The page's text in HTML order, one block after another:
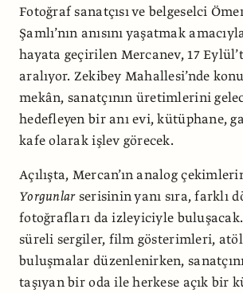
Fotoğraf sanatçısı ve belgeselci
Şamlı’nın anısını yaşatmak
hayata geçirilen Mercanev, 17
aralıyor. Zekibey Mahallesi’nde
mekân, sanatçının üretimlerini
hedefleyen bir anı evi, kütüphane,
kafe olarak işlev görecek.
Açılışta, Mercan’ın analog
Yorgunlarserisinin yanı sıra, farklı
fotoğrafları da izleyiciyle buluşacak.
süreli sergiler, film gösterimleri,
buluşmalar düzenlenirken,
taşıyan bir oda ile herkese açık bir